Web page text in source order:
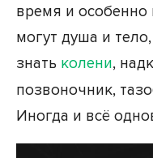
время и особенно
могут душа и
знать колени,
позвоночник,
Иногда и всё